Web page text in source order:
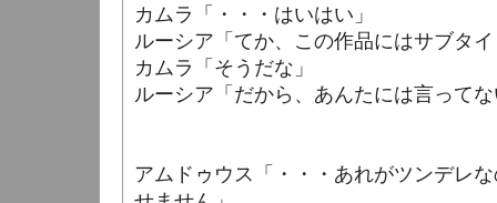
カムラ「・・・はいはい」
ルーシア「てか、この作品にはサブタ
カムラ「そうだな」
ルーシア「だから、あんたには言って
アムドゥウス「・・・あれがツンデレ